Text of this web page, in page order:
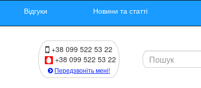
Відгуки Новини та статті
+38 099 522 53 22
+38 099 522 53 22
Передзвоніть мені!